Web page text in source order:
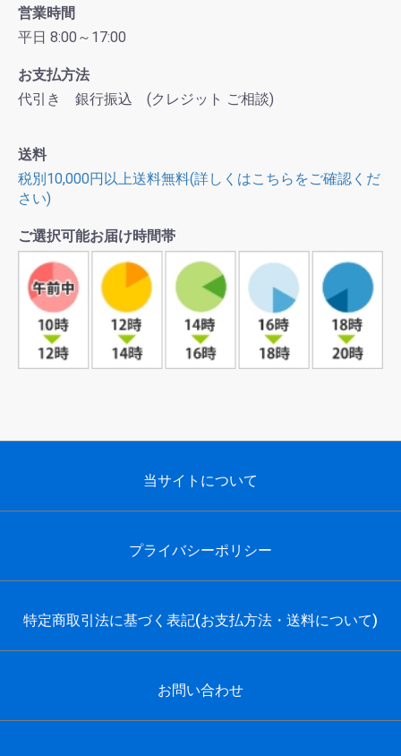
営業時間
平日 8:00～17:00
お支払方法
代引き 銀行振込 (クレジット ご相談)
送料
税別10,000円以上送料無料(詳しくはこちらをご確認くだ
さい)
ご選択可能お届け時間帯
当サイトについて
プライバシーポリシー
特定商取引法に基づく表記(お支払方法・送料について)
お問い合わせ